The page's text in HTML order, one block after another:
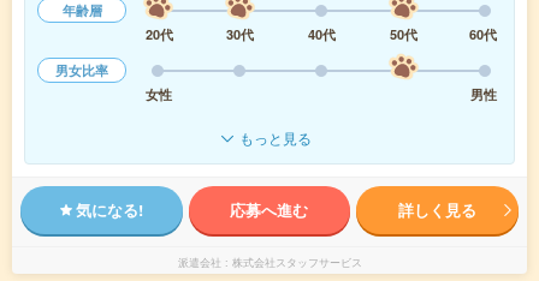
年齢層
20代
30代 40代 50代
60代
男女比率
女性
男性
もっと見る
気になる! 応募へ進む 詳しく見る
派遣会社 株式会社スタッフサービス